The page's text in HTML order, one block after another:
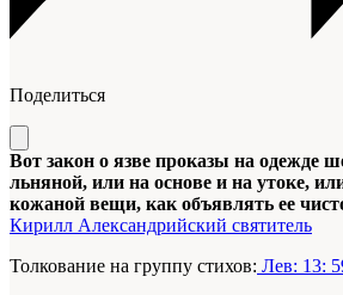
Поделиться
Вот закон о язве проказы на одежде
льняной, или на основе и на утоке,
кожаной вещи, как объявлять ее
Кирилл Александрийский святитель
Толкование на группу стихов: Лев: 13: